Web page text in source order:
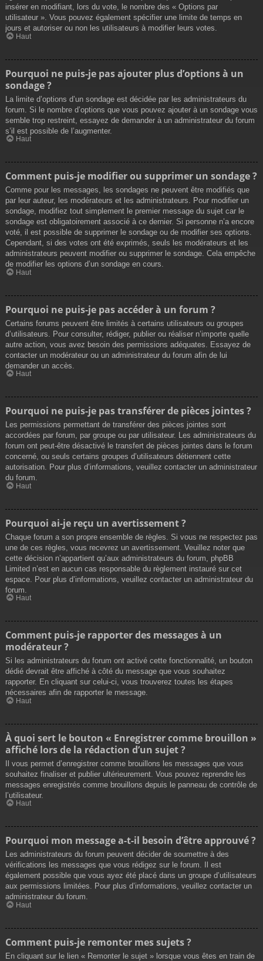
insérer en modifiant, lors du vote, le nombre des « Options par
utilisateur ». Vous pouvez également spécifier une limite de temps en
jours et autoriser ou non les utilisateurs à modifier leurs votes.
Haut
Pourquoi ne puis-je pas ajouter plus d’options à un
sondage ?
La limite d’options d’un sondage est décidée par les administrateurs du
forum. Si le nombre d’options que vous pouvez ajouter à un sondage vous
semble trop restreint, essayez de demander à un administrateur du forum
s’il est possible de l’augmenter.
Haut
Comment puis-je modifier ou supprimer un sondage ?
Comme pour les messages, les sondages ne peuvent être modifiés que
par leur auteur, les modérateurs et les administrateurs. Pour modifier un
sondage, modifiez tout simplement le premier message du sujet car le
sondage est obligatoirement associé à ce dernier. Si personne n’a encore
voté, il est possible de supprimer le sondage ou de modifier ses options.
Cependant, si des votes ont été exprimés, seuls les modérateurs et les
administrateurs peuvent modifier ou supprimer le sondage. Cela empêche
de modifier les options d’un sondage en cours.
Haut
Pourquoi ne puis-je pas accéder à un forum ?
Certains forums peuvent être limités à certains utilisateurs ou groupes
d’utilisateurs. Pour consulter, rédiger, publier ou réaliser n’importe quelle
autre action, vous avez besoin des permissions adéquates. Essayez de
contacter un modérateur ou un administrateur du forum afin de lui
demander un accès.
Haut
Pourquoi ne puis-je pas transférer de pièces jointes ?
Les permissions permettant de transférer des pièces jointes sont
accordées par forum, par groupe ou par utilisateur. Les administrateurs du
forum ont peut-être désactivé le transfert de pièces jointes dans le forum
concerné, ou seuls certains groupes d’utilisateurs détiennent cette
autorisation. Pour plus d’informations, veuillez contacter un administrateur
du forum.
Haut
Pourquoi ai-je reçu un avertissement ?
Chaque forum a son propre ensemble de règles. Si vous ne respectez pas
une de ces règles, vous recevrez un avertissement. Veuillez noter que
cette décision n’appartient qu’aux administrateurs du forum, phpBB
Limited n’est en aucun cas responsable du règlement instauré sur cet
espace. Pour plus d’informations, veuillez contacter un administrateur du
forum.
Haut
Comment puis-je rapporter des messages à un
modérateur ?
Si les administrateurs du forum ont activé cette fonctionnalité, un bouton
dédié devrait être affiché à côté du message que vous souhaitez
rapporter. En cliquant sur celui-ci, vous trouverez toutes les étapes
nécessaires afin de rapporter le message.
Haut
À quoi sert le bouton « Enregistrer comme brouillon »
affiché lors de la rédaction d’un sujet ?
Il vous permet d’enregistrer comme brouillons les messages que vous
souhaitez finaliser et publier ultérieurement. Vous pouvez reprendre les
messages enregistrés comme brouillons depuis le panneau de contrôle de
l’utilisateur.
Haut
Pourquoi mon message a-t-il besoin d’être approuvé ?
Les administrateurs du forum peuvent décider de soumettre à des
vérifications les messages que vous rédigez sur le forum. Il est
également possible que vous ayez été placé dans un groupe d’utilisateurs
aux permissions limitées. Pour plus d’informations, veuillez contacter un
administrateur du forum.
Haut
Comment puis-je remonter mes sujets ?
En cliquant sur le lien « Remonter le sujet » lorsque vous êtes en train de